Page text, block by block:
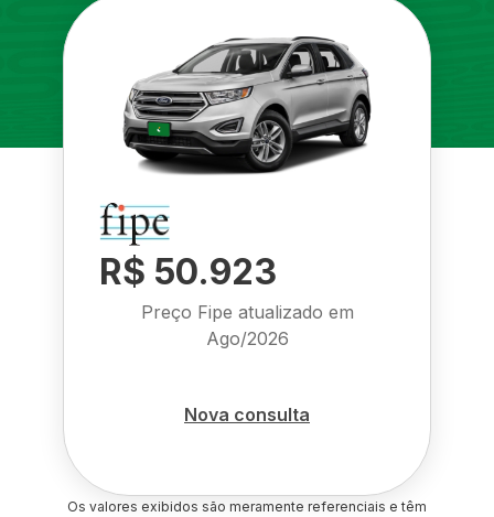
R$ 50.923
Preço Fipe atualizado em
Ago/2026
Nova consulta
Os valores exibidos são meramente referenciais e têm